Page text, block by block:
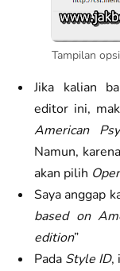
Tampilan
Jika kalian
editor ini,
American
Namun,
akan pilih
Saya anggap
based on
edition”
Pada Style ID,